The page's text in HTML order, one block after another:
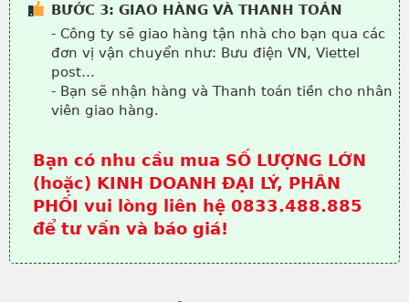
BƯỚC 3: GIAO HÀNG VÀ THANH TOÁN
- Công ty sẽ giao hàng tận nhà cho bạn qua các
đơn vị vận chuyển như: Bưu điện VN, Viettel
post…
- Bạn sẽ nhận hàng và Thanh toán tiền cho nhân
viên giao hàng.
Bạn có nhu cầu mua SỐ LƯỢNG LỚN
(hoặc) KINH DOANH ĐẠI LÝ, PHÂN
PHỐI vui lòng liên hệ 0833.488.885
để tư vấn và báo giá!